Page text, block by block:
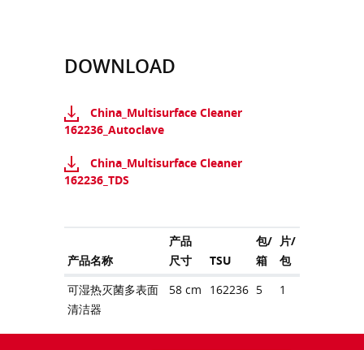
DOWNLOAD
China_Multisurface Cleaner
162236_Autoclave
China_Multisurface Cleaner
162236_TDS
产品名称
产品
尺寸
TSU
包/
箱
片/
包
可湿热灭菌多表面
清洁器
58 cm 162236 5 1